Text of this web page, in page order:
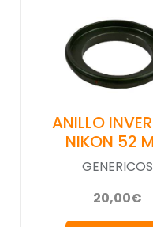
ANILLO
NIKON 52
GENERICOS
20,00€